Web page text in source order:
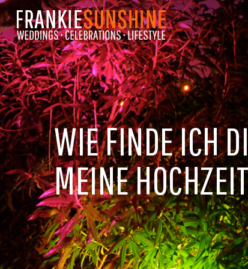
Skip
to
main
content
WIE FINDE ICH
MEINE